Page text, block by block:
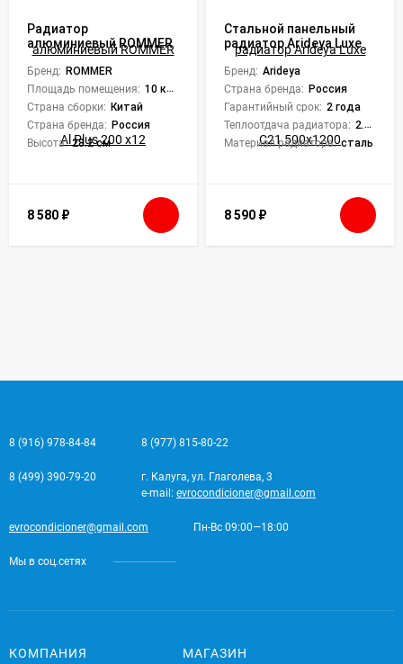
Радиатор
алюминиевый ROMMER
Al Plus 200 x12
Бренд: ROMMER
Площадь помещения: 10 кв. м.
Страна сборки: Китай
Страна бренда: Россия
Высота: 28.2 см
8 580 ₽
Стальной панельный
радиатор Arideya Luxe
С21 500x1200
Бренд: Arideya
Страна бренда: Россия
Гарантийный срок: 2 года
Теплоотдача радиатора: 2.117 кВт
Материал радиатора: сталь
8 590 ₽
8 (916) 978-84-84 8 (977) 815-80-22
8 (499) 390-79-20
г. Калуга, ул. Глаголева, 3
e-mail: evrocondicioner@gmail.com
evrocondicioner@gmail.com Пн-Вс 09:00—18:00
Мы в соц.сетях
КОМПАНИЯ МАГАЗИН